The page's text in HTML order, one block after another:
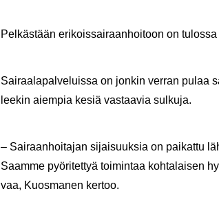
Pel­käs­tään eri­kois­sai­raan­hoi­toon on
Sai­raa­la­pal­ve­luis­sa on jon­kin ver­ran pulaa
lee­kin ai­em­pia kesiä vas­taa­via sul­ku­ja.
– Sai­raan­hoi­ta­jan si­jai­suuk­sia on pai­kat­tu
Saam­me pyö­ri­tet­tyä toi­min­taa koh­ta­lai­sen
vaa, Kuos­ma­nen ker­too.